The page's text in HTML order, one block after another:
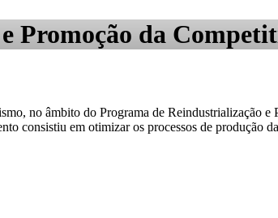
Promoção da
no âmbito do Programa de Reindustrialização
consistiu em otimizar os processos de produção